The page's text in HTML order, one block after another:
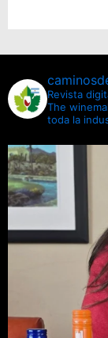
Revista
The
toda la